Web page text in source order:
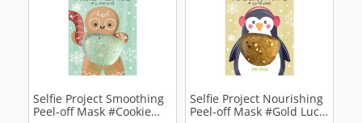
Selfie Project Smoothing
Peel-off Mask #Cookie
Selfie Project Nourishing
Peel-off Mask #Gold Luck